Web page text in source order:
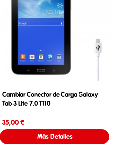
Cambiar Conector de Carga Galaxy
Tab 3 Lite 7.0 T110
35,00 €
Más Detalles